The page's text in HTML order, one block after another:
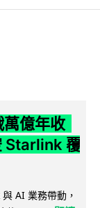
億年收
Starlink 覆
AI 業務帶動，